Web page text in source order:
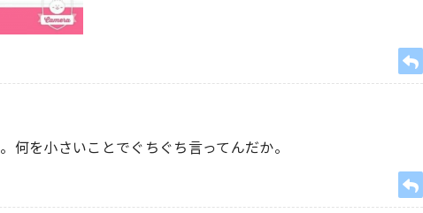
何を小さいことでぐちぐち言ってんだか。